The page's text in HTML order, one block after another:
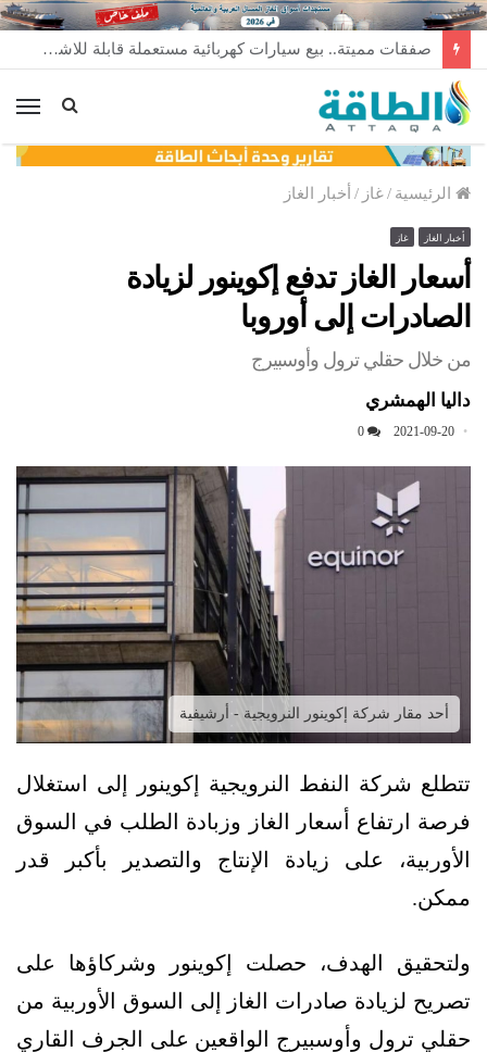
لأول مرة عالميًا.. منصة طاقة رياح عائمة بنظام الشد (فيديو)
الرئيسية /غاز / أخبار الغاز
أخبار الغاز غاز
أسعار الغاز تدفع إكوينور لزيادة
الصادرات إلى أوروبا
من خلال حقلي ترول وأوسبيرج
داليا الهمشري
2021-09-20
0
أحد مقار شركة إكوينور النرويجية - أرشيفية
تتطلع شركة النفط النرويجية إكوينور إلى استغلال
فرصة ارتفاع أسعار الغاز وزبادة الطلب في السوق
الأوربية، على زيادة الإنتاج والتصدير بأكبر قدر
ممكن.
ولتحقيق الهدف، حصلت إكوينور وشركاؤها على
تصريح لزيادة صادرات الغاز إلى السوق الأوربية من
حقلي ترول وأوسبيرج الواقعين على الجرف القاري